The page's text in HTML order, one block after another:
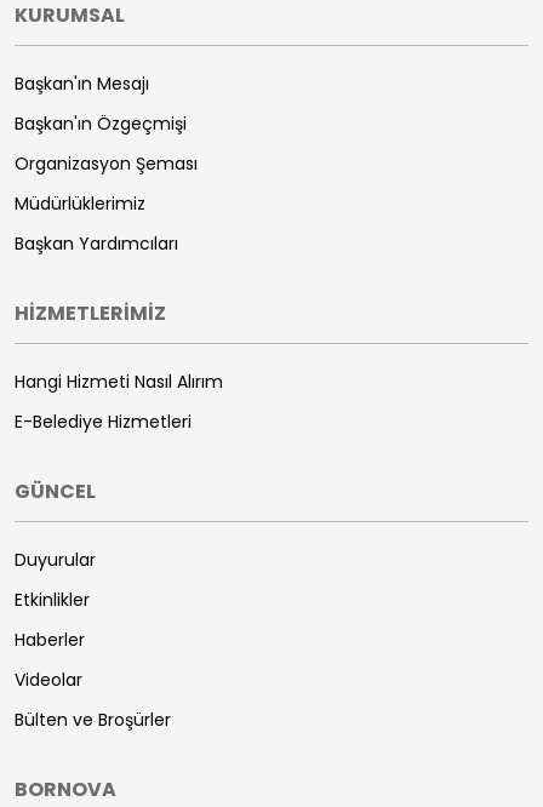
KURUMSAL
Başkan'ın Mesajı
Başkan'ın Özgeçmişi
Organizasyon Şeması
Müdürlüklerimiz
Başkan Yardımcıları
HİZMETLERİMİZ
Hangi Hizmeti Nasıl Alırım
E-Belediye Hizmetleri
GÜNCEL
Duyurular
Etkinlikler
Haberler
Videolar
Bülten ve Broşürler
BORNOVA